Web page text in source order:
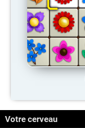
Votre cerveau